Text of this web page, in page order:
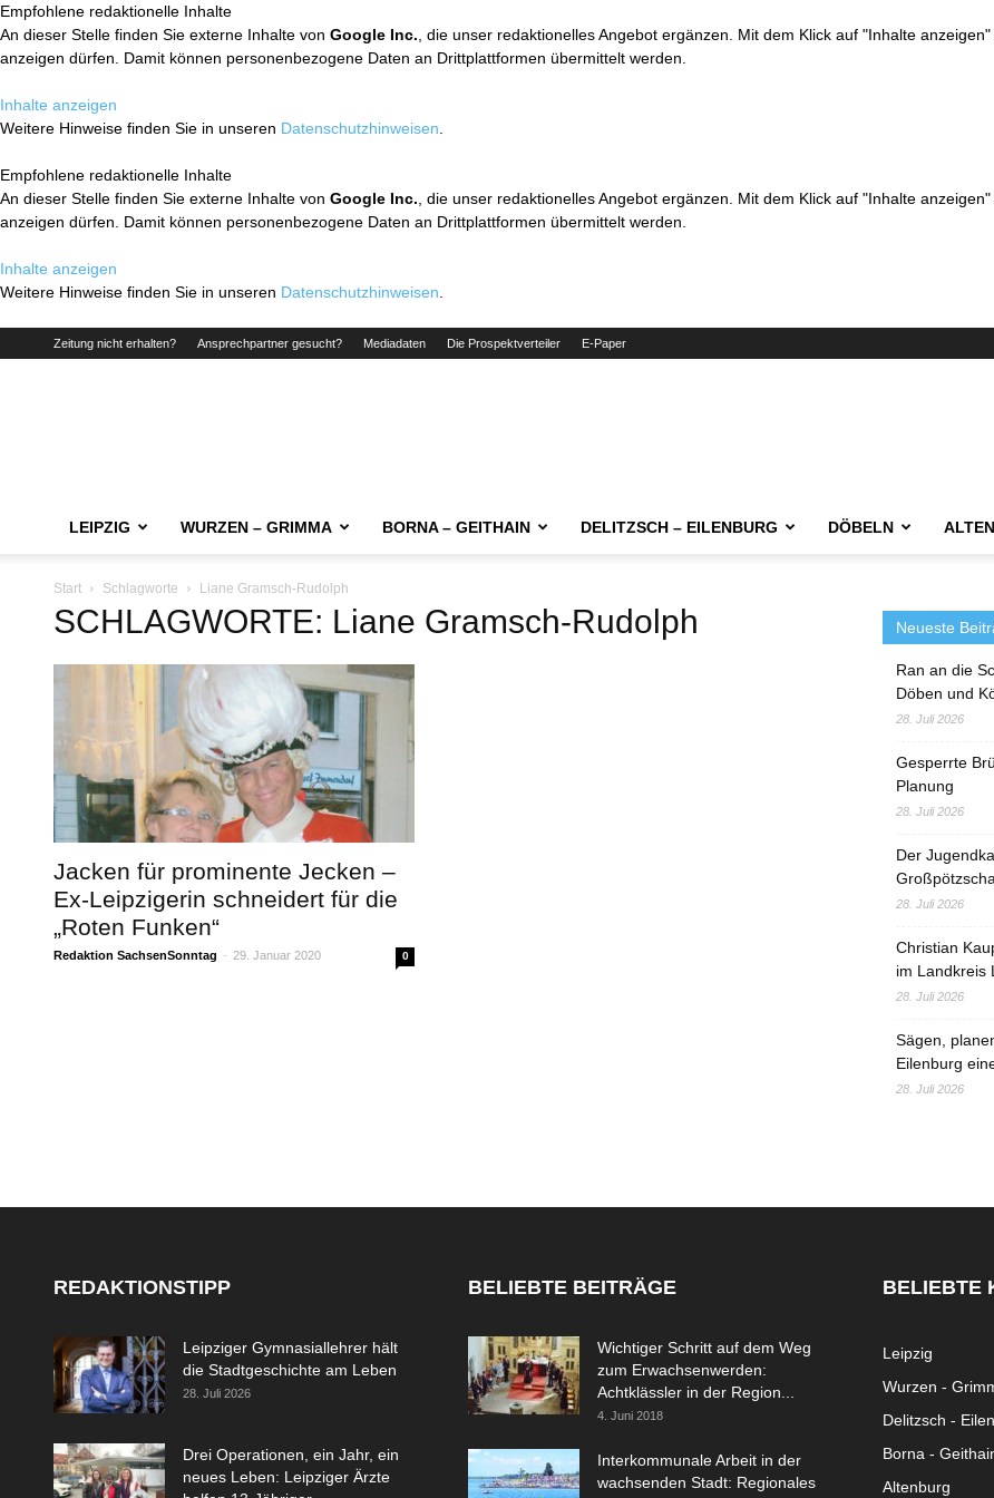
Empfohlene redaktionelle Inhalte
An dieser Stelle finden Sie externe Inhalte von Google Inc. , die unser redaktionelles Angebot ergänzen. Mit dem Klick auf "Inhalte
anzeigen dürfen. Damit können personenbezogene Daten an Drittplattformen übermittelt werden.
Inhalte anzeigen
Weitere Hinweise finden Sie in unseren Datenschutzhinweisen
Empfohlene redaktionelle Inhalte
An dieser Stelle finden Sie externe Inhalte von Google Inc. , die unser redaktionelles Angebot ergänzen. Mit dem Klick auf "Inhalte
anzeigen dürfen. Damit können personenbezogene Daten an Drittplattformen übermittelt werden.
Inhalte anzeigen
Weitere Hinweise finden Sie in unseren Datenschutzhinweisen
Zeitung nicht erhalten? Ansprechpartner gesucht? Mediadaten Die Prospektverteiler E-Paper
LEIPZIG WURZEN – GRIMMA BORNA – GEITHAIN DELITZSCH – EILENBURG DÖBELN
Start Schlagworte Liane Gramsch-Rudolph
SCHLAGWORTE: Liane Gramsch-Rudolph
Jacken für prominente Jecken –
Ex-Leipzigerin schneidert für die
„Roten Funken“
Redaktion SachsenSonntag - 29. Januar 2020 0
Neueste
Ran an die
Döben und
28. Juli 2026
Gesperrte
Planung
28. Juli 2026
Der
28. Juli 2026
Christian
im Landkreis
28. Juli 2026
Sägen,
Eilenburg
28. Juli 2026
REDAKTIONSTIPP
Leipziger Gymnasiallehrer hält
die Stadtgeschichte am Leben
28. Juli 2026
Drei Operationen, ein Jahr, ein
neues Leben: Leipziger Ärzte
BELIEBTE BEITRÄGE
Wichtiger Schritt auf dem Weg
zum Erwachsenwerden:
Achtklässler in der Region...
4. Juni 2018
Interkommunale Arbeit in der
wachsenden Stadt: Regionales
BELIEBTE
Leipzig
Wurzen -
Delitzsch -
Borna -
Altenburg